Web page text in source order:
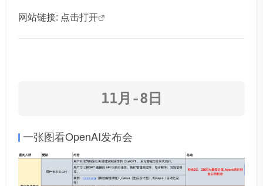
网站链接: 点击打开
11月-8日
一张图看OpenAI发布会